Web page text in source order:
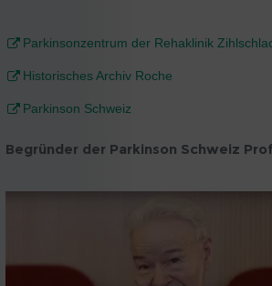
Parkinsonzentrum der Rehaklinik
Historisches Archiv Roche
Parkinson Schweiz
Begründer der Parkinson Schweiz